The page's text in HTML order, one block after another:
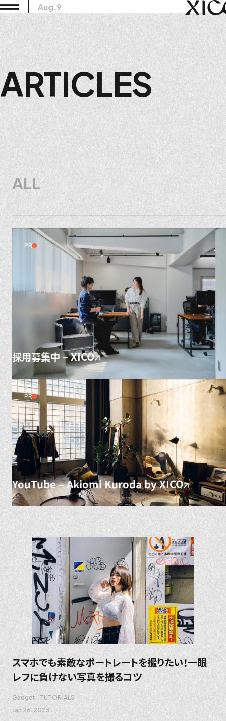
Aug.9
ARTICLES
ALL
PR
採用募集中 – XICO
PR
YouTube – Akiomi Kuroda by XICO
スマホでも素敵なポートレートを撮りたい！一眼
レフに負けない写真を撮るコツ
Gadget
TUTORIALS
Jan 26. 2023